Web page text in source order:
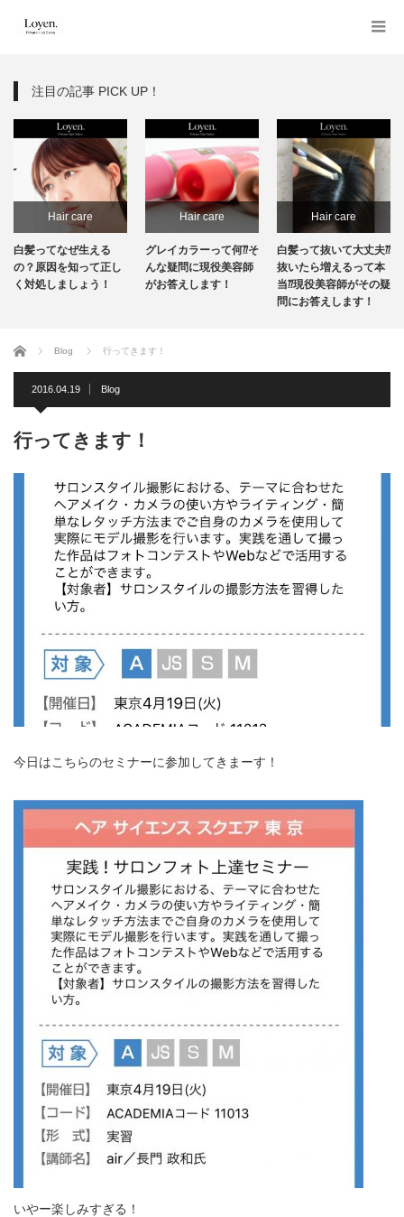
注目の記事 PICK UP！
Hair care
白髪ってなぜ生える
の？原因を知って正し
く対処しましょう！
Hair care
グレイカラーって何⁇そ
んな疑問に現役美容師
がお答えします！
Hair care
白髪って抜いて大丈夫⁇
抜いたら増えるって本
当⁇現役美容師がその疑
問にお答えします！
ホーム Blog 行ってきます！
2016.04.19 Blog
行ってきます！
今日はこちらのセミナーに参加してきまーす！
いやー楽しみすぎる！